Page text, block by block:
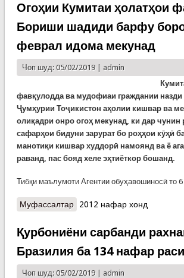
Огоҳии Кумитаи ҳолатҳои
Бориши шадиди барфу
феврал идома мекунад
Чоп шуд: 05/02/2019 | admin
фавқулодда ва мудофиаи граждании назди
Ҷумҳурии Тоҷикистон аҳолии кишвар ва
олиқадри онро огоҳ мекунад, ки дар чунин
сафарҳои бидуни зарурат бо роҳҳои кӯҳӣ
манотиқи кишвар худдорӣ намоянд ва ё
раванд, пас бояд хеле эҳтиёткор бошанд.
Тибқи маълумоти Агентии обуҳавошиносӣ то
Муфассалтаро Огоҳии Кумитаи ҳолатҳои
идома мекунад
2012 нафар хонд
Қурбониёни сарбанди
Бразилия ба 134 нафар
Чоп шуд: 05/02/2019 | admin